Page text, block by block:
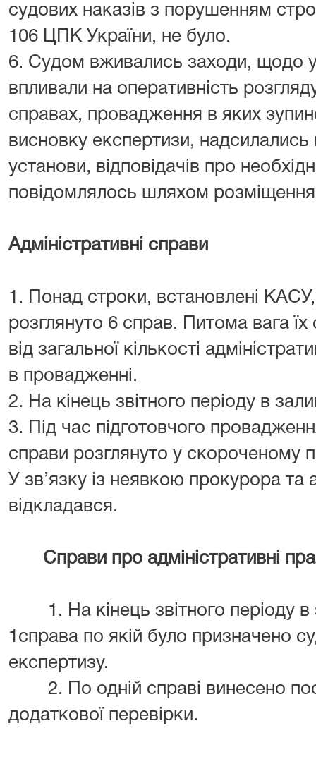
судових наказів з порушенням
106 ЦПК України, не було.
6. Судом вживались заходи, щодо
впливали на оперативність
справах, провадження в яких
висновку експертизи, надсилались
установи, відповідачів про
повідомлялось шляхом
Адміністративні справи
1. Понад строки, встановлені
розглянуто 6 справ. Питома вага
від загальної кількості
в провадженні.
2. На кінець звітного періоду в
3. Під час підготовчого
справи розглянуто у скороченому
У зв’язку із неявкою прокурора та
відкладався.
Справи про адміністративні
1. На кінець звітного періоду в
1справа по якій було призначено
експертизу.
2. По одній справі винесено
додаткової перевірки.